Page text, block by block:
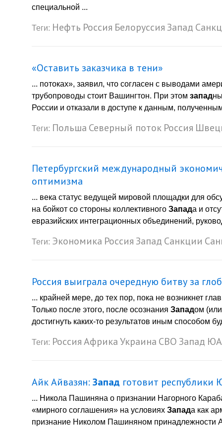
специальной ...
Теги: Нефть Россия Белоруссия Запад
«Оставить заказчика в тени»
... потоках», заявил, что согласен с выводами
трубопроводы стоит Вашингтон. При этом запад
России и отказали в доступе к данным,
Теги: Польша Северный поток Россия
Петербургский международный
оптимизма
... века статус ведущей мировой площадки для
на бойкот со стороны коллективного Запада и
евразийских интеграционных объединений,
Теги: Экономика Россия Запад Санкции
Россия выиграла очередную битву за
... крайней мере, до тех пор, пока не возникнет
Только после этого, после осознания Западом
достигнуть каких-то результатов иным способом
Теги: РоссияАфрикаУкраина СВО Запад
Айк Айвазян: Запад готовит республики
... Никола Пашиняна о признании Нагорного
«мирного соглашения» на условиях Запада как
признание Николом Пашиняном принадлежности